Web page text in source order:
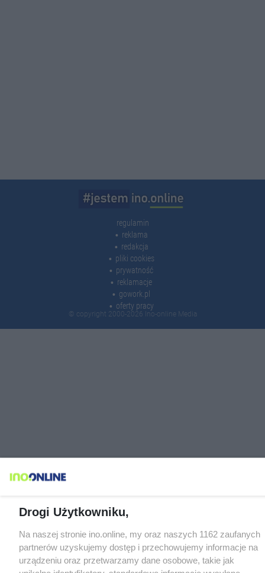
regulamin
reklama
redakcja
pliki cookies
prywatność
reklamacje
gowork.pl
oferty pracy
© copyright 2000-2026 Ino-online Media
Drogi Użytkowniku,
Na naszej stronie ino.online, my oraz naszych 1162 zaufanych
partnerów uzyskujemy dostęp i przechowujemy informacje na
urządzeniu oraz przetwarzamy dane osobowe, takie jak